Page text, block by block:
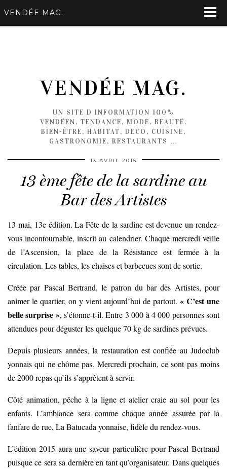
VENDÉE MAG.
VENDÉE MAG.
UN SITE D'INFORMATION 100%
VENDÉEN, TENDANCE, MODE, BEAUTÉ,
BIEN-ÊTRE, HABITAT, DÉCO, CUISINE,
GASTRONOMIE, RESTAURANTS …
13 AVRIL 2015
13 ème fête de la sardine au
Bar des Artistes
13 mai, 13e édition. La Fête de la sardine est devenue un rendez-
vous incontournable, inscrit au calendrier. Chaque mercredi veille
de l’Ascension, la place de la Résistance est fermée à la
circulation. Les tables, les chaises et barbecues sont de sortie.
Créée par Pascal Bertrand, le patron du bar des Artistes, pour
animer le quartier, on y vient aujourd’hui de partout.« C’est une
belle surprise », s’étonne-t-il. Entre 3 000 à 4 000 personnes sont
attendues pour déguster les quelque 70 kg de sardines prévues.
Depuis plusieurs années, la restauration est confiée au Judoclub
yonnais qui ne chôme pas. Mercredi prochain, ce sont pas moins
de 2000 repas qu’ils s’apprêtent à servir.
Côté animation, pêche à la ligne et atelier craie au sol pour les
enfants. L’ambiance sera comme chaque année assurée par la
fanfare de rue, La Batucada yonnaise, fidèle du rendez-vous.
L’édition 2015 aura une saveur particulière pour Pascal Bertrand
puisque ce sera sa dernière en tant qu’organisateur. Dans quelques